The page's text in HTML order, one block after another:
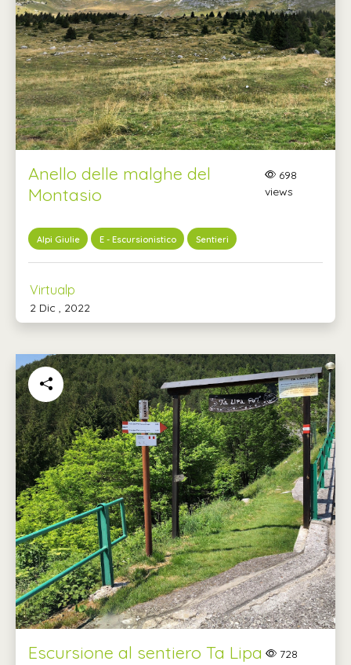
Anello delle malghe del
Montasio
698
views
Alpi Giulie E - Escursionistico Sentieri
Virtualp
2 Dic , 2022
Escursione al sentiero Ta Lipa
728